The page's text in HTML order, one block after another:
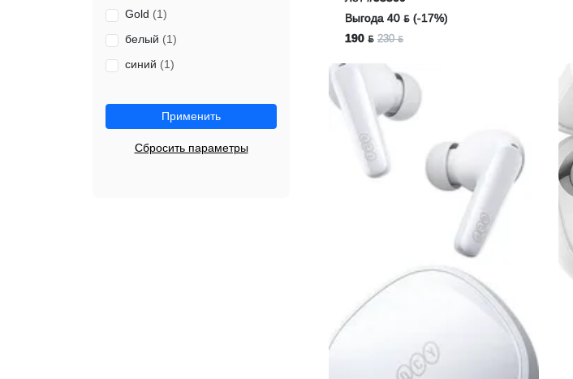
Gold (1)
белый (1)
синий (1)
Применить
Сбросить параметры
Выгода 40 ƃ (-17%)
190 ƃ 230 ƃ